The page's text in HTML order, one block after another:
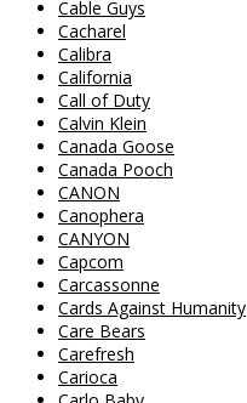
Cable Guys
Cacharel
Calibra
California
Call of Duty
Calvin Klein
Canada Goose
Canada Pooch
CANON
Canophera
CANYON
Capcom
Carcassonne
Cards Against Humanity
Care Bears
Carefresh
Carioca